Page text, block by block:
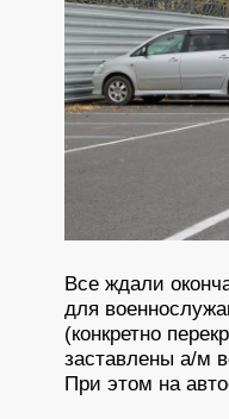
Все ждали
для
(конкретно
заставлены а/м
При этом на